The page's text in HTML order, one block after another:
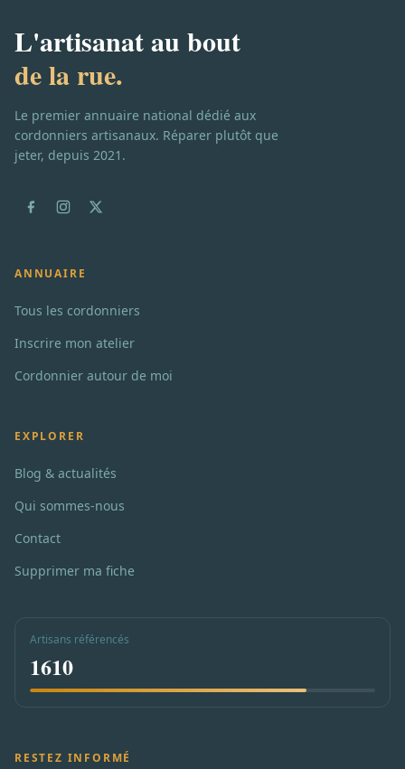
L'artisanat au bout
de la rue.
Le premier annuaire national dédié aux
cordonniers artisanaux. Réparer plutôt que
jeter, depuis 2021.
ANNUAIRE
Tous les cordonniers
Inscrire mon atelier
Cordonnier autour de moi
EXPLORER
Blog & actualités
Qui sommes-nous
Contact
Supprimer ma fiche
Artisans référencés
1610
RESTEZ INFORMÉ